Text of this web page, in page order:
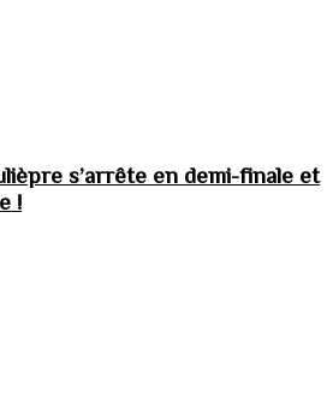
s’arrête en demi-finale et
!